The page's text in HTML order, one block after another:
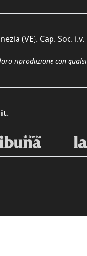
(VE). Cap. Soc. i.v.
riproduzione con
.